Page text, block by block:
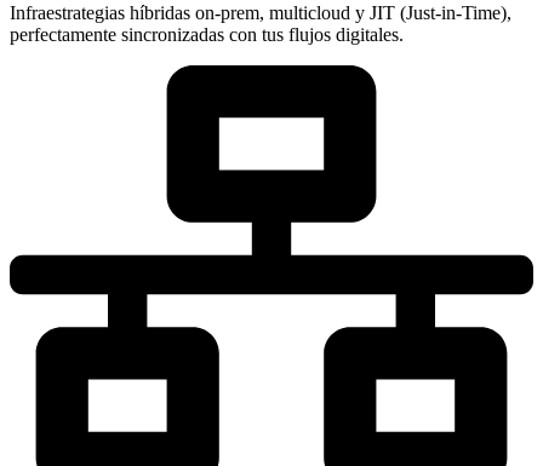
Infraestrategias híbridas on-prem, multicloud y JIT (Just-in-Time),
perfectamente sincronizadas con tus flujos digitales.